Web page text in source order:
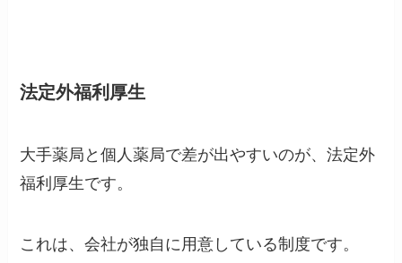
法定外福利厚生
大手薬局と個人薬局で差が出やすいのが、法定外
福利厚生です。
これは、会社が独自に用意している制度です。